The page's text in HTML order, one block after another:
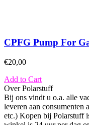
CPFG Pump For
€20,00
Add to Cart
Over Polarstuff
Bij ons vindt u o.a. alle
leveren aan consumenten
etc.) Kopen bij Polarstuff